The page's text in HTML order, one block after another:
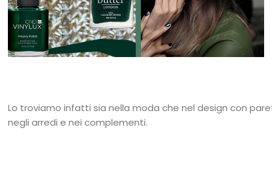
Lo troviamo infatti sia nella moda che nel design con
negli arredi e nei complementi.